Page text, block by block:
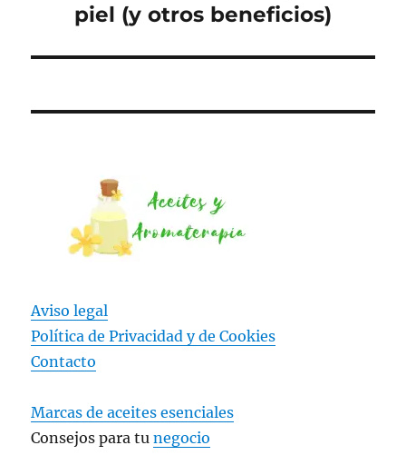
siguiente:piel (y otros beneficios)
Aviso legal
Política de Privacidad yde Cookies
Contacto
Marcas de aceites esenciales
Consejos para tunegocio